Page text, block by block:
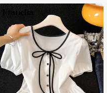
เกือบหมดแล้ว!